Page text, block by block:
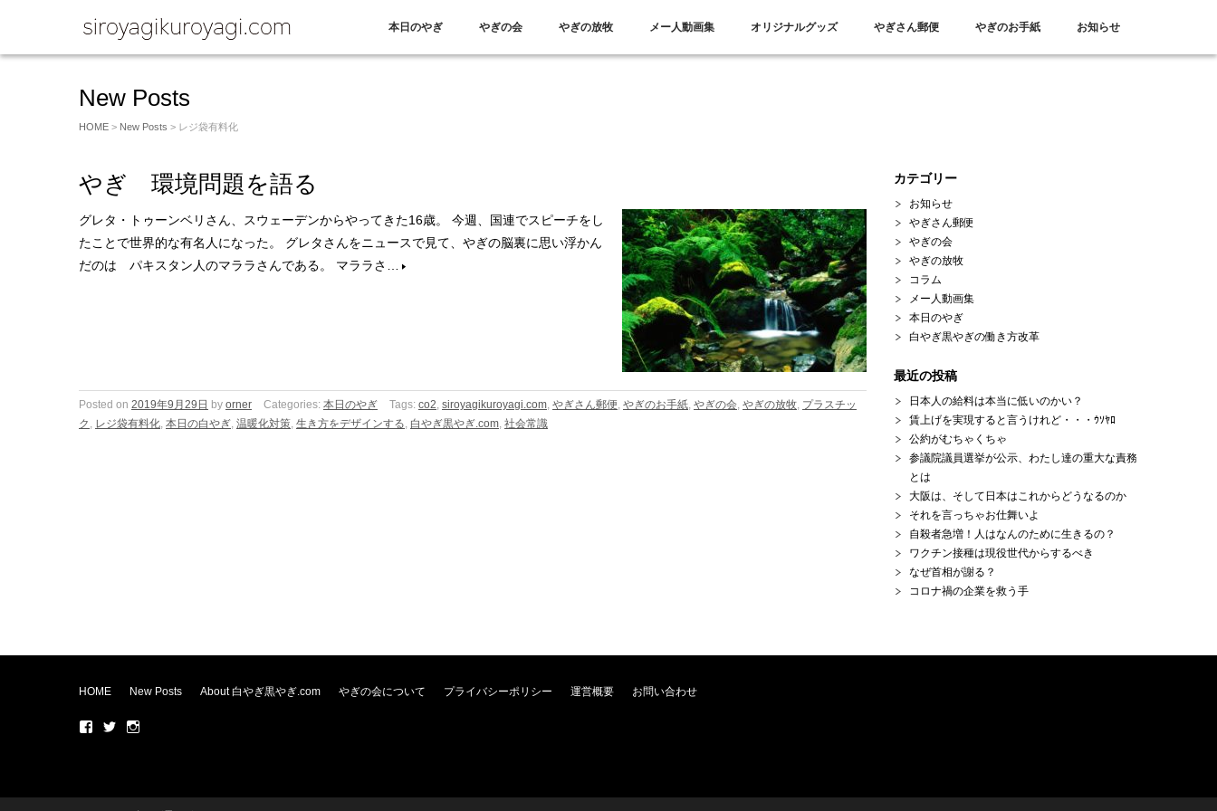
本日のやぎ やぎの会 やぎの放牧 メー人動画集 オリジナルグッズ やぎさん郵便 やぎのお手紙 お知らせ
New Posts
HOME > New Posts > レジ袋有料化
やぎ 環境問題を語る
グレタ・トゥーンベリさん、スウェーデンからやってきた16歳。 今週、国連でスピーチをし
たことで世界的な有名人になった。 グレタさんをニュースで見て、やぎの脳裏に思い浮かん
だのは パキスタン人のマララさんである。 マララさ…
Posted on 2019年9月29日 by orner Categories: 本日のやぎ Tags: co2, siroyagikuroyagi.com, やぎさん郵便, やぎのお手紙, やぎの会, やぎの放牧, プラスチッ
ク , レジ袋有料化, 本日の白やぎ, 温暖化対策, 生き方をデザインする, 白やぎ黒やぎ.com, 社会常識
カテゴリー
お知らせ
やぎさん郵便
やぎの会
やぎの放牧
コラム
メー人動画集
本日のやぎ
白やぎ黒やぎの働き方改革
最近の投稿
日本人の給料は本当に低いのかい？
賃上げを実現すると言うけれど・・・ｳｿﾔﾛ
公約がむちゃくちゃ
参議院議員選挙が公示、わたし達の重大な責務
とは
大阪は、そして日本はこれからどうなるのか
それを言っちゃお仕舞いよ
自殺者急増！人はなんのために生きるの？
ワクチン接種は現役世代からするべき
なぜ首相が謝る？
コロナ禍の企業を救う手
HOME New Posts About 白やぎ黒やぎ.com やぎの会について プライバシーポリシー 運営概要 お問い合わせ
eb
tte
ag